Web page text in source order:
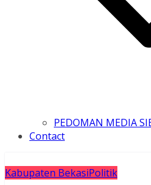
PEDOMAN MEDIA
Contact
Kabupaten BekasiPolitik